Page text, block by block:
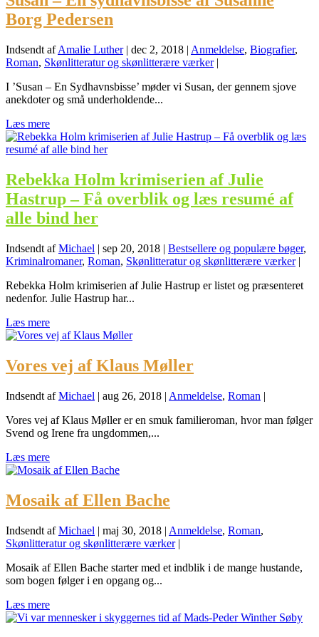
Borg Pedersen
Indsendt afAmalie Luther| dec 2, 2018 | Anmeldelse, Biografier,
Roman, Skønlitteratur og skønlitterære værker|
I ’Susan – En Sydhavnsbisse’ møder vi Susan, der gennem sjove
anekdoter og små underholdende...
Læs mere
Rebekka Holm krimiserien af Julie
Hastrup – Få overblik og læs resumé af
alle bind her
Indsendt afMichael | sep 20, 2018 | Bestsellere og populære bøger,
Kriminalromaner, Roman, Skønlitteratur og skønlitterære værker|
Rebekka Holm krimiserien af Julie Hastrup er listet og præsenteret
nedenfor. Julie Hastrup har...
Læs mere
Vores vej af Klaus Møller
Indsendt afMichael | aug 26, 2018 | Anmeldelse, Roman |
Vores vej af Klaus Møller er en smuk familieroman, hvor man følger
Svend og Irene fra ungdommen,...
Læs mere
Mosaik af Ellen Bache
Indsendt afMichael | maj 30, 2018 | Anmeldelse, Roman,
Skønlitteratur og skønlitterære værker|
Mosaik af Ellen Bache starter med et indblik i de mange hustande,
som bogen følger i en opgang og...
Læs mere